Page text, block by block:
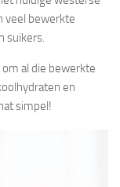
veel bewerkte
suikers.
om al die bewerkte
en
simpel!